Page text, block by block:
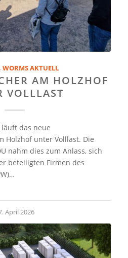
WORMS AKTUELL
AM HOLZHOF
VOLLLAST
das neue
Holzhof unter Volllast. Die
nahm dies zum Anlass, sich
beteiligten Firmen des
April 2026